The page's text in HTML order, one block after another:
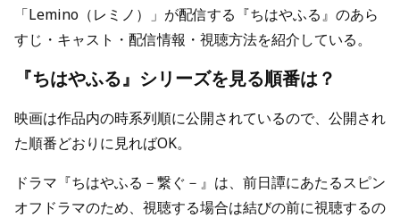
「Lemino（レミノ）」が配信する『ちはやふる』のあら
すじ・キャスト・配信情報・視聴方法を紹介している。
『ちはやふる』シリーズを見る順番は？
映画は作品内の時系列順に公開されているので、公開され
た順番どおりに見ればOK。
ドラマ『ちはやふる－繋ぐ－』は、前日譚にあたるスピン
オフドラマのため、視聴する場合は結びの前に視聴するの